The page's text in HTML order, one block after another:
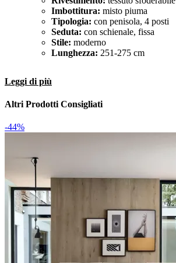
Imbottitura: misto piuma
Tipologia: con penisola, 4 posti
Seduta: con schienale, fissa
Stile: moderno
Lunghezza: 251-275 cm
Leggi di più
Altri Prodotti Consigliati
-44%